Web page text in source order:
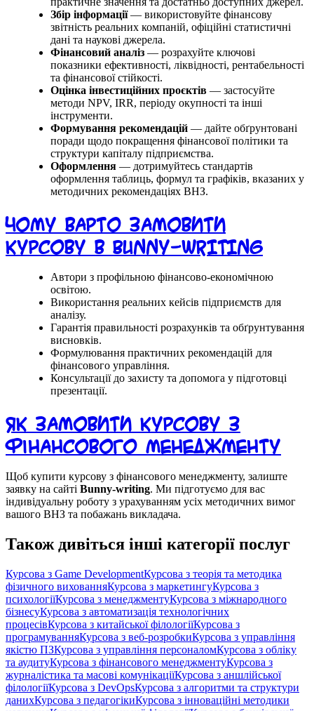
Збір інформації— використовуйте фінансову
звітність реальних компаній, офіційні статистичні
дані та наукові джерела.
Фінансовий аналіз — розрахуйте ключові
показники ефективності, ліквідності, рентабельності
та фінансової стійкості.
Оцінка інвестиційних проєктів — застосуйте
методи NPV, IRR, періоду окупності та інші
інструменти.
Формування рекомендацій — дайте обґрунтовані
поради щодо покращення фінансової політики та
структури капіталу підприємства.
Оформлення — дотримуйтесь стандартів
оформлення таблиць, формул та графіків, вказаних у
методичних рекомендаціях ВНЗ.
Чому варто замовити
курсову в Bunny-writing
Автори з профільною фінансово-економічною
освітою.
Використання реальних кейсів підприємств для
аналізу.
Гарантія правильності розрахунків та обґрунтування
висновків.
Формулювання практичних рекомендацій для
фінансового управління.
Консультації до захисту та допомога у підготовці
презентації.
Як замовити курсову з
фінансового менеджменту
Щоб купити курсову з фінансового менеджменту, залиште
заявку на сайті Bunny-writing. Ми підготуємо для вас
індивідуальну роботу з урахуванням усіх методичних вимог
вашого ВНЗ та побажань викладача.
Також дивіться інші категорії послуг
Курсова з Game DevelopmentКурсова з теорія та методика
фізичного вихованняКурсова з маркетингуКурсова з
психологіїКурсова з менеджментуКурсова з міжнародного
бізнесуКурсова з автоматизація технологічних
процесівКурсова з китайської філологіїКурсова з
програмуванняКурсова з веб-розробкиКурсова з управління
якістю ПЗКурсова з управління персоналомКурсова з обліку
та аудитуКурсова з фінансового менеджментуКурсова з
журналістика та масові комунікаціїКурсова з аншлійської
філологіїКурсова з DevOpsКурсова з алгоритми та структури
данихКурсова з педагогікиКурсова з інноваційні методики